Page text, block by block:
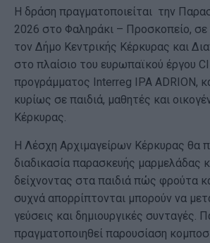
Η δράση πραγματοποιείται την
2026 στο Φαληράκι – Προσκοπείο, σε
τον Δήμο Κεντρικής Κέρκυρας και
στο πλαίσιο του ευρωπαϊκού έργου
προγράμματος Interreg IPA ADRION,
κυρίως σε παιδιά, μαθητές και
Κέρκυρας.
Η Λέσχη Αρχιμαγείρων Κέρκυρας θα
διαδικασία παρασκευής μαρμελάδας
δείχνοντας στα παιδιά πώς φρούτα
συχνά απορρίπτονται μπορούν να
γεύσεις και δημιουργικές συνταγές.
πραγματοποιηθεί παρουσίαση